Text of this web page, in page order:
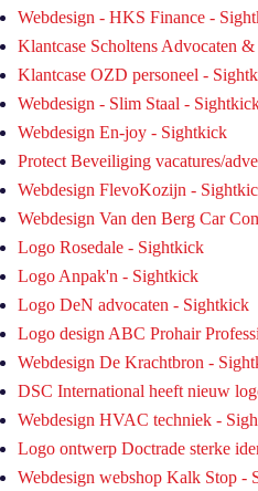
Webdesign - HKS Finance -
Klantcase Scholtens Advocaten
Klantcase OZD personeel -
Webdesign - Slim Staal -
Webdesign En-joy - Sightkick
Protect Beveiliging vacatures/
Webdesign FlevoKozijn -
Webdesign Van den Berg Car
Logo Rosedale - Sightkick
Logo Anpak'n - Sightkick
Logo DeN advocaten - Sightkick
Logo design ABC Prohair
Webdesign De Krachtbron -
DSC International heeft nieuw
Webdesign HVAC techniek -
Logo ontwerp Doctrade sterke
Webdesign webshop Kalk Stop -